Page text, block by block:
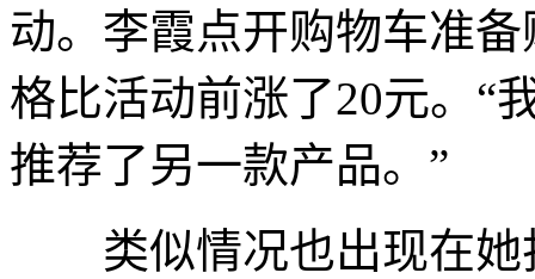
动。李霞点开购物车准
格比活动前涨了20元。“
推荐了另一款产品。”
类似情况也出现在她